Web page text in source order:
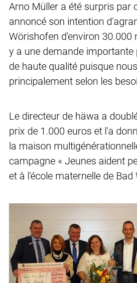
Arno Müller a été surpris par
annoncé son intention
Wörishofen d'environ 30.000
y a une demande
de haute qualité puisque
principalement selon les
Le directeur de häwa a
prix de 1.000 euros et l'a
la maison
campagne « Jeunes aident
et à l'école maternelle de Bad